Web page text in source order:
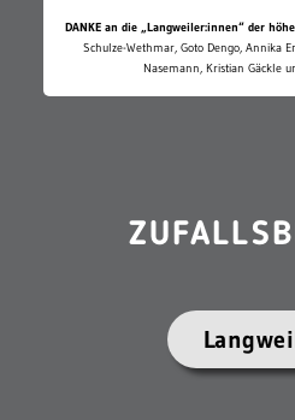
DANKE an die „Langweiler:innen“ der
Schulze-Wethmar, Goto Dengo, Annika
Nasemann, Kristian Gäckle